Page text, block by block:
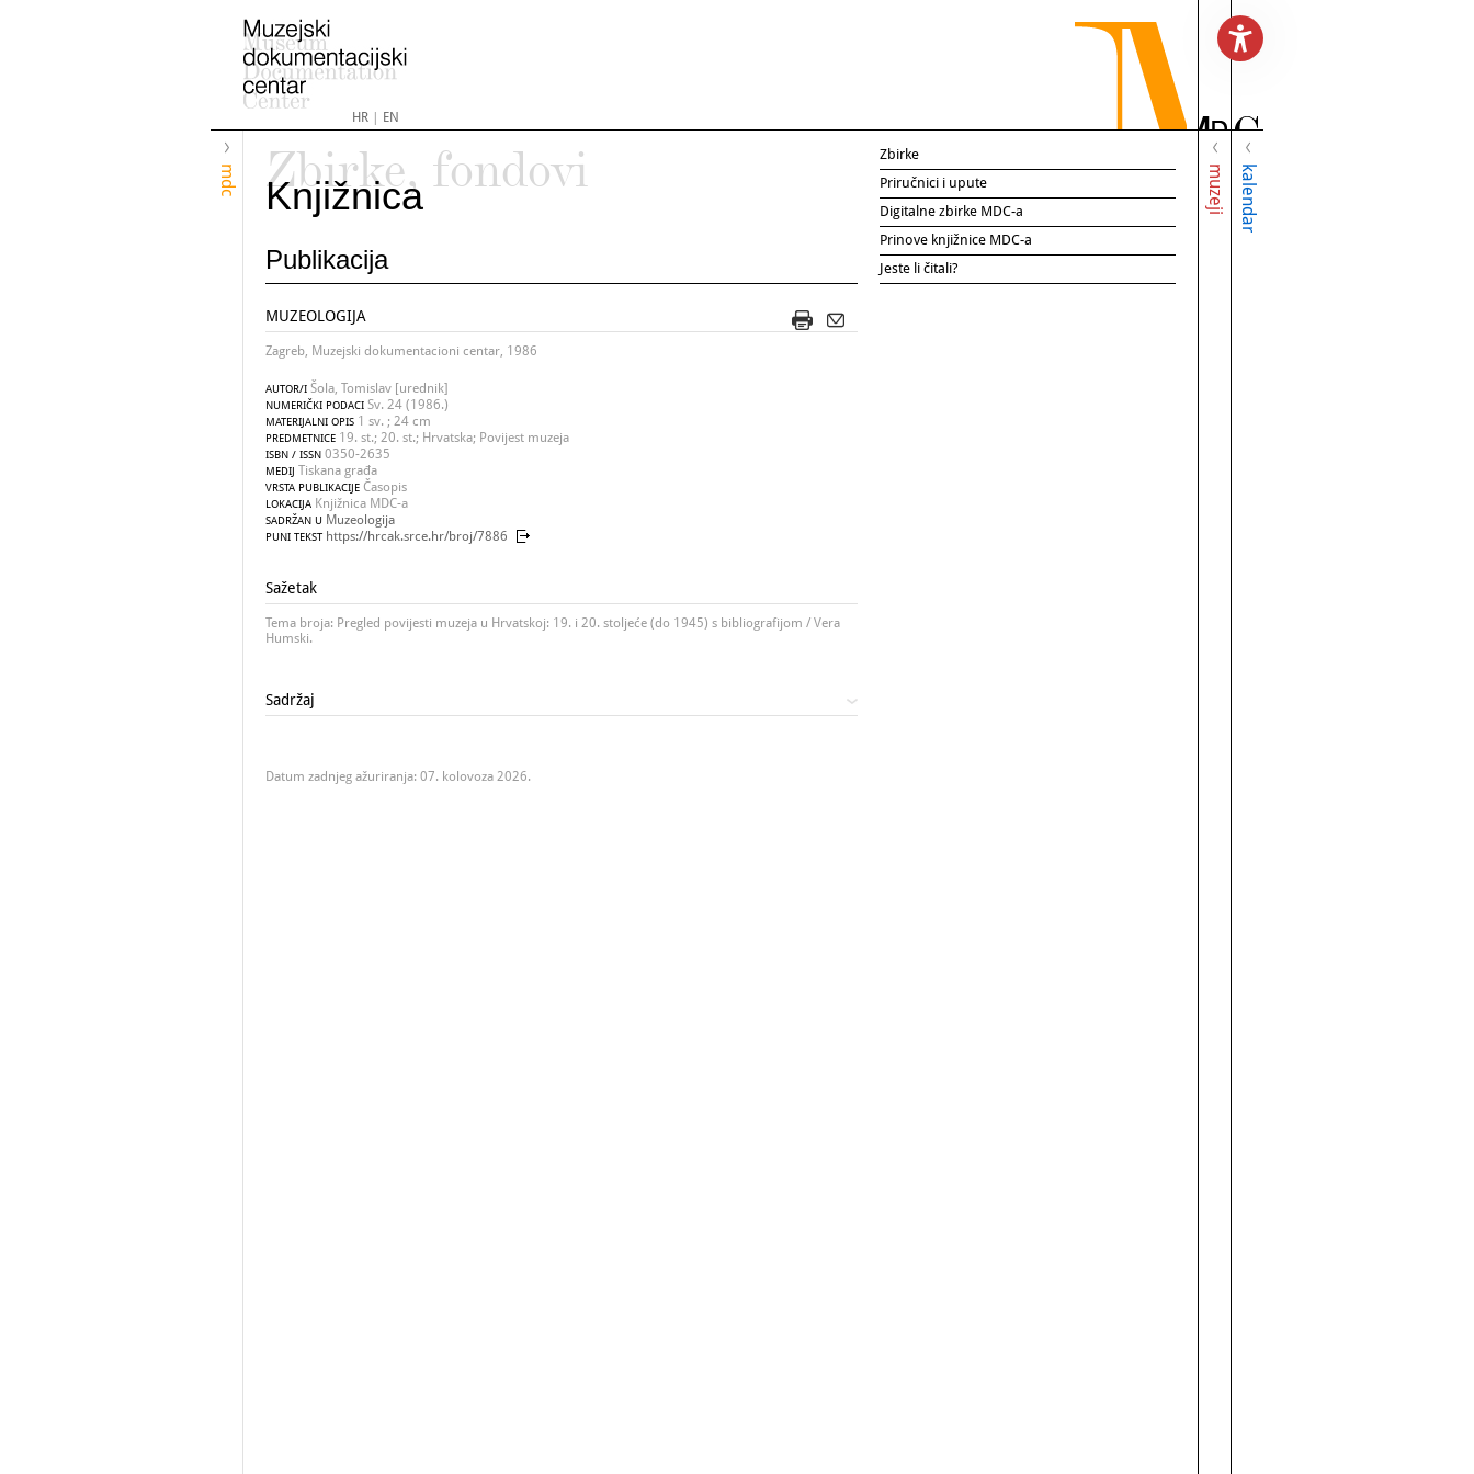
HR| EN
mdc muzeji kalendar
Zbirke, fondovi
Knjižnica
Publikacija
MUZEOLOGIJA
Zagreb, Muzejski dokumentacioni centar, 1986
AUTOR/I Šola, Tomislav [urednik]
NUMERIČKI PODACI Sv. 24 (1986.)
MATERIJALNI OPIS 1 sv. ; 24 cm
PREDMETNICE 19. st.; 20. st.; Hrvatska; Povijest muzeja
ISBN / ISSN 0350-2635
MEDIJ Tiskana građa
VRSTA PUBLIKACIJE Časopis
LOKACIJA Knjižnica MDC-a
SADRŽAN U Muzeologija
PUNI TEKST https://hrcak.srce.hr/broj/7886
Sažetak
Tema broja: Pregled povijesti muzeja u Hrvatskoj: 19. i 20. stoljeće (do 1945) s bibliografijom / Vera
Humski.
Sadržaj
Datum zadnjeg ažuriranja: 07. kolovoza 2026.
Zbirke
Priručnici i upute
Digitalne zbirke MDC-a
Prinove knjižnice MDC-a
Jeste li čitali?